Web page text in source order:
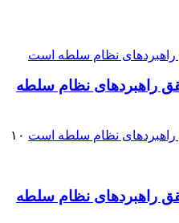
راهبردهای نظام سلطه
۱۰
راهبردهای نظام سلطه